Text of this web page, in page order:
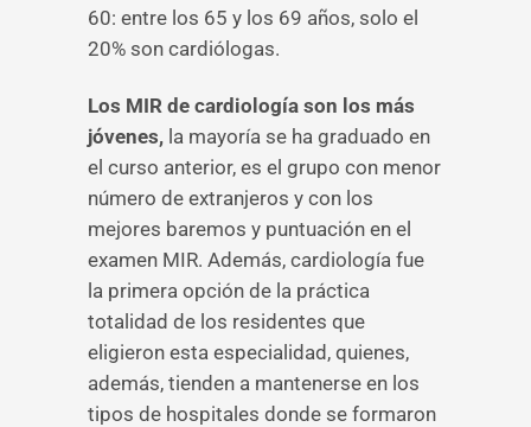
60: entre los 65 y los 69 años, solo el
20% son cardiólogas.
Los MIR de cardiología son los más
jóvenes, la mayoría se ha graduado en
el curso anterior, es el grupo con menor
número de extranjeros y con los
mejores baremos y puntuación en el
examen MIR. Además, cardiología fue
la primera opción de la práctica
totalidad de los residentes que
eligieron esta especialidad, quienes,
además, tienden a mantenerse en los
tipos de hospitales donde se formaron